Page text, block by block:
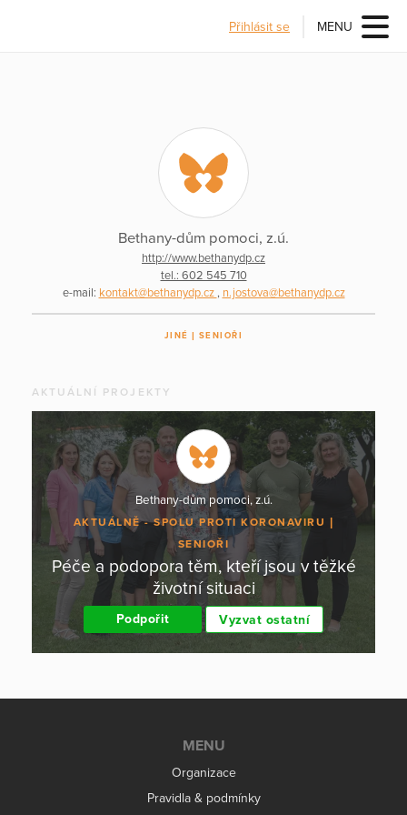
Přihlásit se MENU
Bethany-dům pomoci, z.ú.
http://www.bethanydp.cz
tel.: 602 545 710
e-mail: kontakt@bethanydp.cz , n.jostova@bethanydp.cz
JINÉ SENIOŘI
AKTUÁLNÍ PROJEKTY
Bethany-dům pomoci, z.ú.
AKTUÁLNĚ - SPOLU PROTI KORONAVIRU
SENIOŘI
Péče a podopora těm, kteří jsou v těžké
životní situaci
Podpořit Vyzvat ostatní
MENU
Organizace
Pravidla & podmínky